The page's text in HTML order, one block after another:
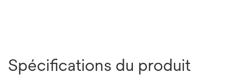
Spécifications du produit